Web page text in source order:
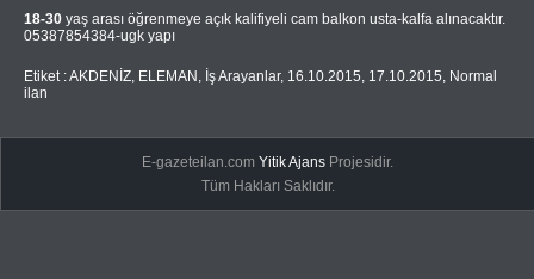
18-30 yaş arası öğrenmeye açık kalifiyeli cam balkon usta-kalfa alınacaktır.
05387854384-ugk yapı
Etiket :AKDENİZ, ELEMAN , İş Arayanlar, 16.10.2015, 17.10.2015, Normal
ilan
E-gazeteilan.comYitik Ajans Projesidir.
Tüm Hakları Saklıdır.